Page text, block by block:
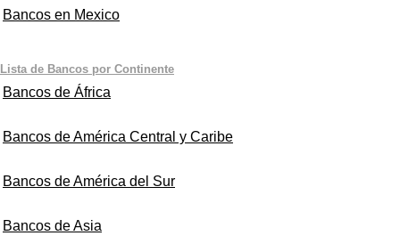
Bancos en Mexico
Lista de Bancos por Continente
Bancos de África
Bancos de América Central y Caribe
Bancos de América del Sur
Bancos de Asia